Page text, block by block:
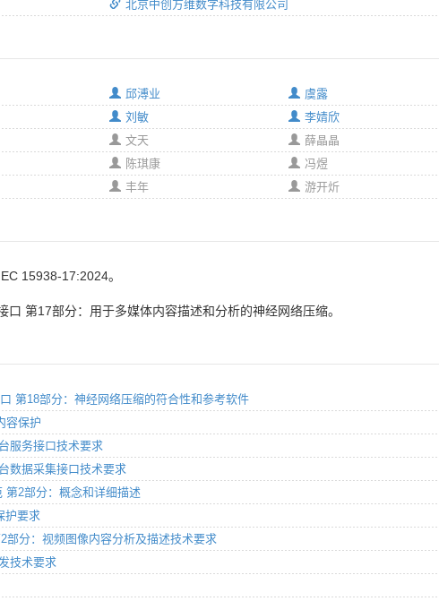
北京中创方维数字科技有限公司
邱溥业
虞露
刘敏
李婧欣
文天
薛晶晶
陈琪康
冯煜
丰年
游开炘
15938-17:2024。
第17部分：用于多媒体内容描述和分析的神经网络压缩。
第18部分：神经网络压缩的符合性和参考软件
容保护
服务接口技术要求
数据采集接口技术要求
第2部分：概念和详细描述
护要求
分：视频图像内容分析及描述技术要求
技术要求